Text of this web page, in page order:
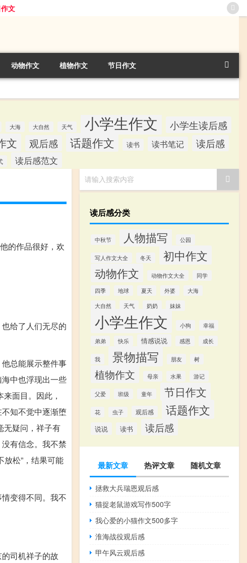
文
动物作文 植物作文 节日作文
大海 大自然 天气 小学生作文 小学生读后感
文 观后感 话题作文 读书 读书笔记 读后感
读后感范文
的作品很好，欢
给了人们无尽的
总能展示整件事
中也浮现出一些
面目。因此，
知不觉中逐渐堕
无疑问，祥子有
有信念。我不禁
松”，结果可能
变得不同。我不
司机祥子的故
请输入搜索内容
读后感分类
中秋节 人物描写 公园
写人作文大全 冬天 初中作文
动物作文 动物作文大全
同学
四季
地球 夏天 外婆
大海
大自然
天气 奶奶 妹妹
小学生作文 小狗 幸福
弟弟 快乐 情感说说 感恩 成长
我 景物描写 朋友 树
植物作文 母亲 水果 游记
父爱 班级 童年 节日作文
花 虫子 观后感 话题作文
说说 读书 读后感
最新文章 热评文章 随机文章
拯救大兵瑞恩观后感
猫捉老鼠游戏写作500字
我心爱的小猫作文500多字
淮海战役观后感
甲午风云观后感